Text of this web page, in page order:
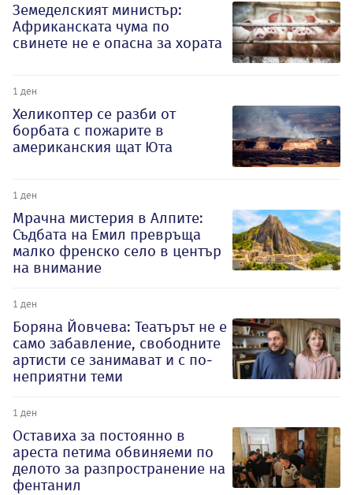
Земеделският министър:
Африканската чума по
свинете не е опасна за хората
1 ден
Хеликоптер се разби от
борбата с пожарите в
американския щат Юта
1 ден
Мрачна мистерия в Алпите:
Съдбата на Емил превръща
малко френско село в център
на внимание
1 ден
Боряна Йовчева: Театърът не е
само забавление, свободните
артисти се занимават и с по-
неприятни теми
1 ден
Оставиха за постоянно в
ареста петима обвиняеми по
делото за разпространение на
фентанил